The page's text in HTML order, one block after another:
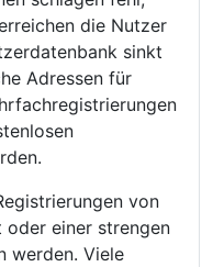
die Nutzer
sinkt
Adressen für
von
einer strengen
werden. Viele